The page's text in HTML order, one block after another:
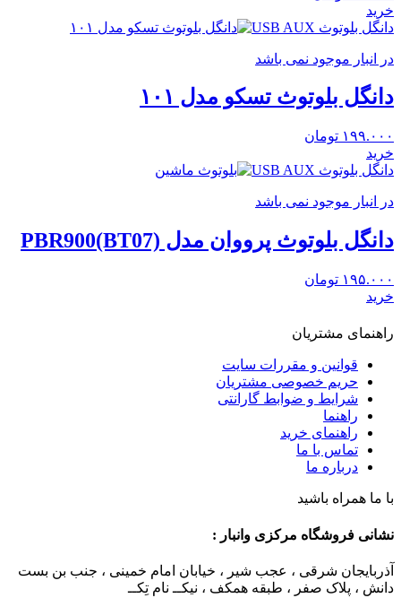
خرید
دانگل بلوتوث USB AUX
در انبار موجود نمی باشد
دانگل بلوتوث تسکو مدل ۱۰۱
۱۹۹.۰۰۰ تومان
خرید
دانگل بلوتوث USB AUX
در انبار موجود نمی باشد
دانگل بلوتوث پرووان مدل PBR900(BT07)
۱۹۵.۰۰۰ تومان
خرید
راهنمای مشتریان
قوانین و مقررات سایت
حریم خصوصی مشتریان
شرایط و ضوابط گارانتی
راهنما
راهنمای خرید
تماس با ما
درباره ما
با ما همراه باشید
نشانی فروشگاه مرکزی وانبار :
آذربایجان شرقی ، عجب شیر ، خیابان امام خمینی ، جنب بن بست
دانش ، پلاک صفر ، طبقه همکف ، نیکــ نام تِکــ